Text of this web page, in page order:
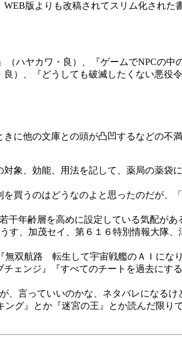
版よりも改稿されてスリム化された
ハヤカワ・良）、『ゲームでNPCの中
）、『どうしても破滅したくない悪役
に他の文庫との頭が凸凹するなどの不
象、効能、用法を記して、薬局の薬袋
買うのはどうなのよと思ったのだが、
年齢層を高めに設定している気配があ
す、加茂セイ、第６１６特別情報大隊、
無双航路 転生して宇宙戦艦のＡＩにな
ェンジ』『すべてのチートを過去にす
言っていいのかな、ネタバレになるけ
グ』とか『迷宮の王』とか読んだ限り